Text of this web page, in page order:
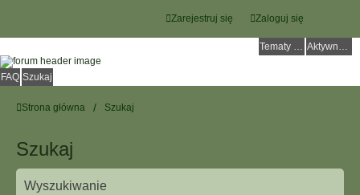
Zaloguj się
Zarejestruj się
Tematy bez odpowiedzi Aktywne tematy
FAQ Szukaj
Strona główna Szukaj
Szukaj
Wyszukiwanie